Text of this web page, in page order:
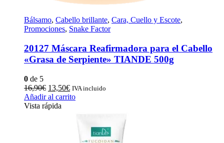
Bálsamo, Cabello brillante, Cara, Cuello y Escote,
Promociones, Snake Factor
20127 Máscara Reafirmadora para el Cabello
«Grasa de Serpiente» TIANDE 500g
0 de 5
16,90€ El
precio
original
13,50€El
precio
IVA incluido
Añadir al carrito
Vista rápida